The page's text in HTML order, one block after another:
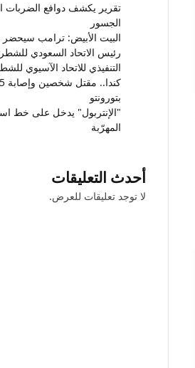
تقرير يكشف دوافع الضربات
الجسور
البيت الأبيض: ترامب سيحضر
رئيس الاتحاد السعودي
التنفيذي للاتحاد الآسيوي
بتورونتو
"الإنتربول" يدخل على خط
المهرّبة
أحدث التعليقات
لا توجد تعليقات للعرض.